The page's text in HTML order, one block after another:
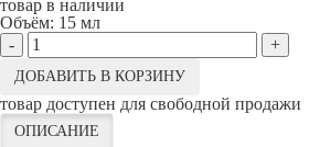
товар в наличии
Объём: 15 мл
-
+
ДОБАВИТЬ В КОРЗИНУ
товар доступен для свободной продажи
ОПИСАНИЕ